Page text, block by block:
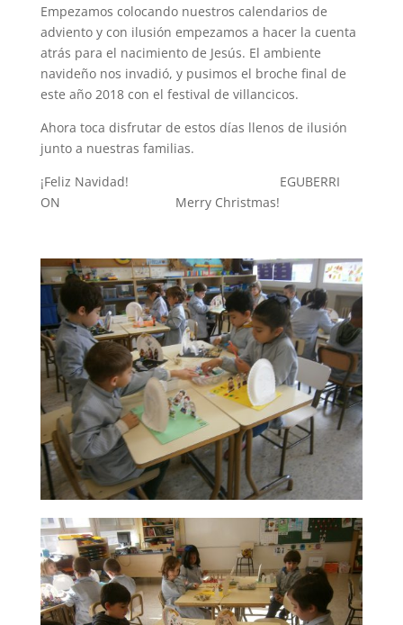
Empezamos colocando nuestros calendarios de
adviento y con ilusión empezamos a hacer la cuenta
atrás para el nacimiento de Jesús. El ambiente
navideño nos invadió, y pusimos el broche final de
este año 2018 con el festival de villancicos.
Ahora toca disfrutar de estos días llenos de ilusión
junto a nuestras familias.
¡Feliz Navidad! EGUBERRI
ON Merry Christmas!